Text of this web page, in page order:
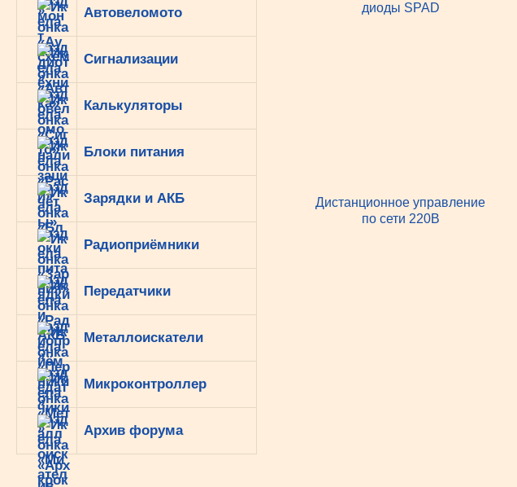
диоды SPAD
Дистанционное управление
по сети 220В
Автовеломото
Сигнализации
Калькуляторы
Блоки питания
Зарядки и АКБ
Радиоприёмники
Передатчики
Металлоискатели
Микроконтроллер
Архив форума